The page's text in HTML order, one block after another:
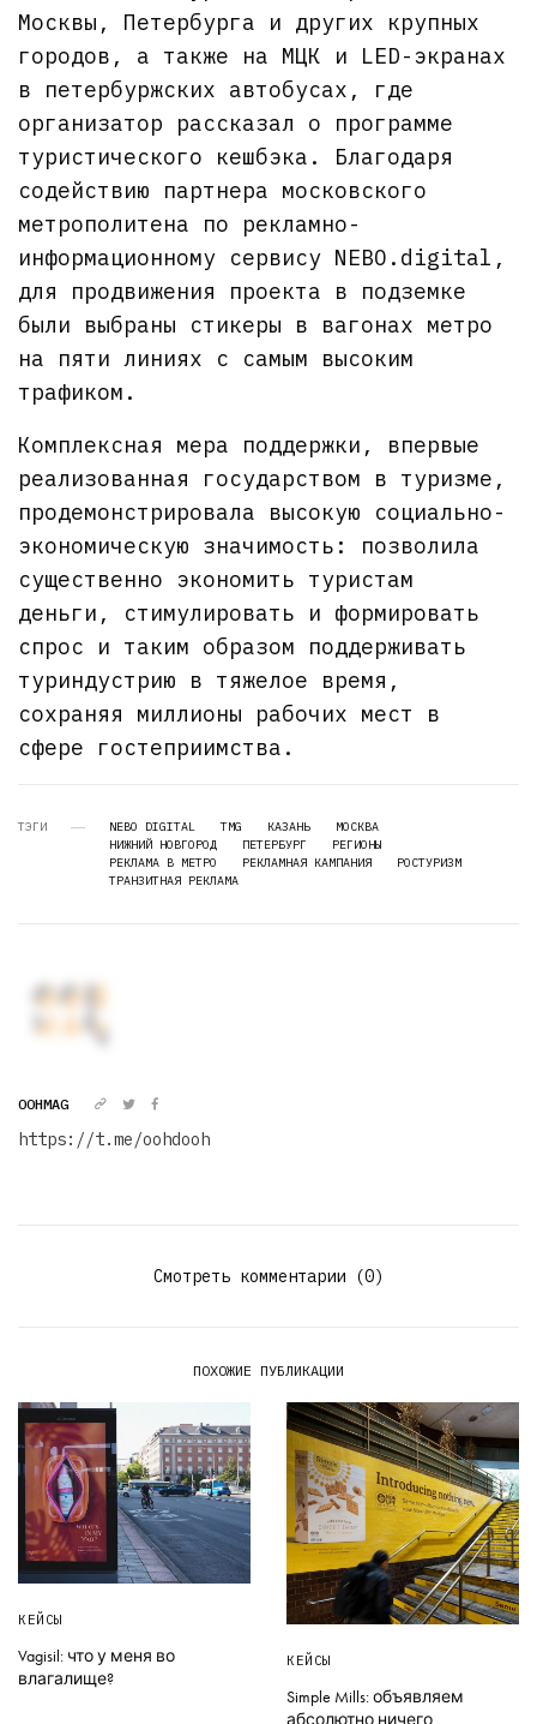
Москвы, Петербурга и других крупных
городов, а также на МЦК и LED-экранах
в петербуржских автобусах, где
организатор рассказал о программе
туристического кешбэка. Благодаря
содействию партнера московского
метрополитена по рекламно-
информационному сервису NEBO.digital,
для продвижения проекта в подземке
были выбраны стикеры в вагонах метро
на пяти линиях с самым высоким
трафиком.
Комплексная мера поддержки, впервые
реализованная государством в туризме,
продемонстрировала высокую социально-
экономическую значимость: позволила
существенно экономить туристам
деньги, стимулировать и формировать
спрос и таким образом поддерживать
туриндустрию в тяжелое время,
сохраняя миллионы рабочих мест в
сфере гостеприимства.
ТЭГИ NEBO DIGITAL TMG КАЗАНЬ
МОСКВА
НИЖНИЙ НОВГОРОД
ПЕТЕРБУРГ
РЕГИОНЫ
РЕКЛАМА В МЕТРО
РЕКЛАМНАЯ КАМПАНИЯ
РОСТУРИЗМ
ТРАНЗИТНАЯ РЕКЛАМА
OOHMAG
https://t.me/oohdooh
Смотреть комментарии (0)
ПОХОЖИЕ ПУБЛИКАЦИИ
КЕЙСЫ
Vagisil: что у меня во
влагалище?
КЕЙСЫ
Simple Mills: объявляем
абсолютно ничего